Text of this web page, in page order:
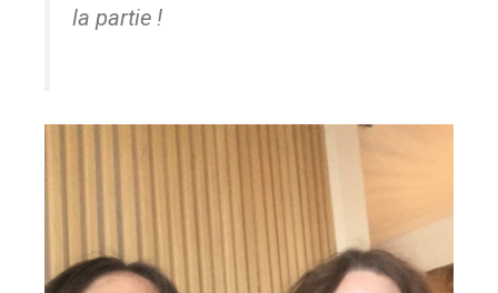
la partie !